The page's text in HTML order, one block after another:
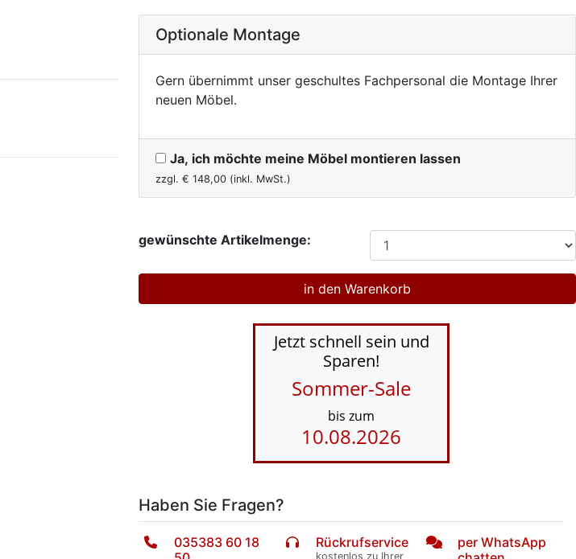
Optionale Montage
Gern übernimmt unser geschultes Fachpersonal die Montage Ihrer
neuen Möbel.
Ja, ich möchte meine Möbel montieren lassen
zzgl. € 148,00 (inkl. MwSt.)
gewünschte Artikelmenge:
Jetzt schnell sein und
Sparen!
Sommer-Sale
bis zum
10.08.2026
Haben Sie Fragen?
035383 60 18
Rückrufservice
kostenlos zu Ihrer
per WhatsApp